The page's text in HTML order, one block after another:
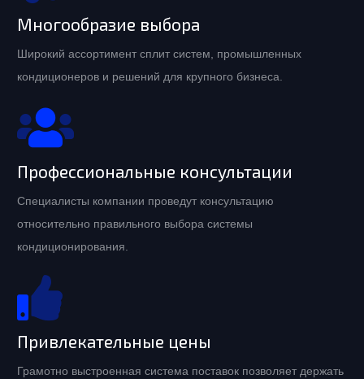
Многообразие выбора
Широкий ассортимент сплит систем, промышленных
кондиционеров и решений для крупного бизнеса.
Профессиональные консультации
Специалисты компании проведут консультацию
относительно правильного выбора системы
кондиционирования.
Привлекательные цены
Грамотно выстроенная система поставок позволяет держать